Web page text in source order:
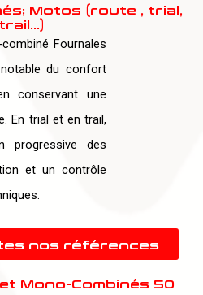
Motos (route , trial,
trail…)
Fournales
du confort
conservant une
En trial et en trail,
progressive des
et un contrôle
nos références
Mono-Combinés 50